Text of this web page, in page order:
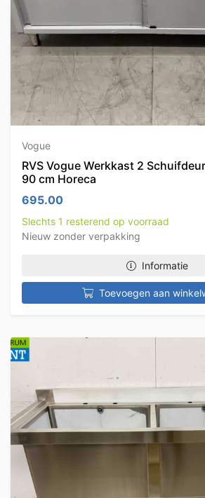
Vogue
RVS Vogue Werkkast 2
90 cm Horeca
695.00
Slechts 1 resterend op voorraad
Nieuw zonder verpakking
Informatie
Toevoegen aan